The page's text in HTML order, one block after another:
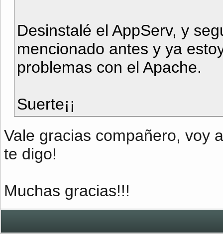
Desinstalé el AppServ, y
mencionado antes y ya
problemas con el Apache.
Suerte¡¡
Vale gracias compañero, voy
te digo!
Muchas gracias!!!